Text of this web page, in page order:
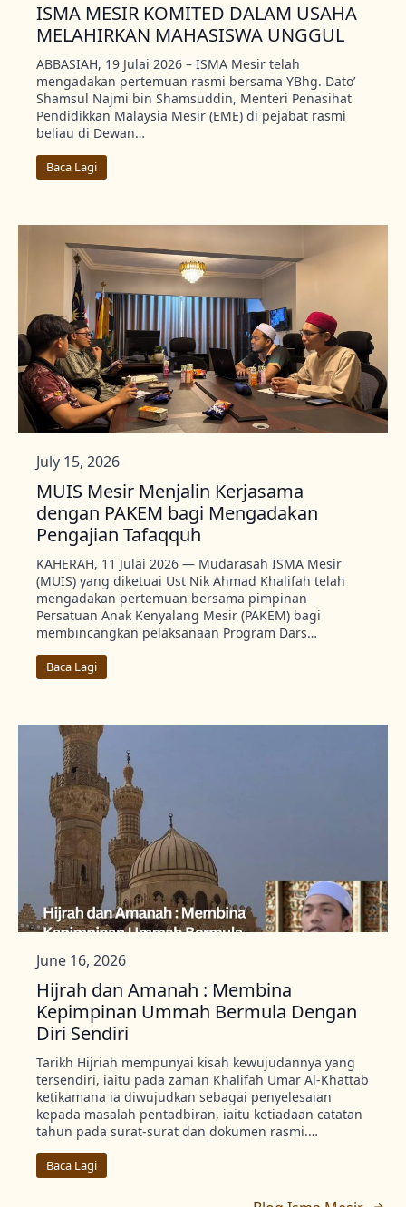
ISMA MESIR KOMITED DALAM USAHA
MELAHIRKAN MAHASISWA UNGGUL
ABBASIAH, 19 Julai 2026 – ISMA Mesir telah
mengadakan pertemuan rasmi bersama YBhg. Dato’
Shamsul Najmi bin Shamsuddin, Menteri Penasihat
Pendidikkan Malaysia Mesir (EME) di pejabat rasmi
beliau di Dewan…
Baca Lagi
MUIS Mesir Menjalin Kerjasama
dengan PAKEM bagi Mengadakan
Pengajian Tafaqquh
July 15, 2026
KAHERAH, 11 Julai 2026 — Mudarasah ISMA Mesir
(MUIS) yang diketuai Ust Nik Ahmad Khalifah telah
mengadakan pertemuan bersama pimpinan
Persatuan Anak Kenyalang Mesir (PAKEM) bagi
membincangkan pelaksanaan Program Dars…
Baca Lagi
Hijrah dan Amanah : Membina
Kepimpinan Ummah Bermula Dengan
Diri Sendiri
June 16, 2026
Tarikh Hijriah mempunyai kisah kewujudannya yang
tersendiri, iaitu pada zaman Khalifah Umar Al-Khattab
ketikamana ia diwujudkan sebagai penyelesaian
kepada masalah pentadbiran, iaitu ketiadaan catatan
tahun pada surat-surat dan dokumen rasmi.…
Baca Lagi